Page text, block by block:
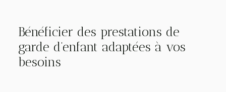
Bénéficier des prestations de
garde d’enfant adaptées à vos
besoins